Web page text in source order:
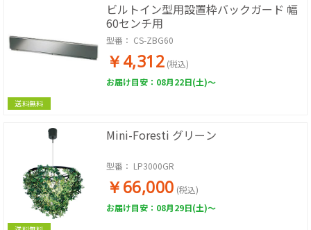
送料無料
ビルトイン型用設置枠バックガード 幅
60センチ用
型番： CS-ZBG60
￥4,312 (税込)
お届け目安：08月22日(土)～
Mini-Foresti グリーン
型番： LP3000GR
￥66,000 (税込)
お届け目安：08月29日(土)～